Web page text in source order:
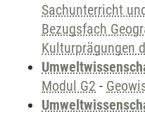
Sachunterricht
Bezugsfach
Kulturprägungen
Modul G2 -